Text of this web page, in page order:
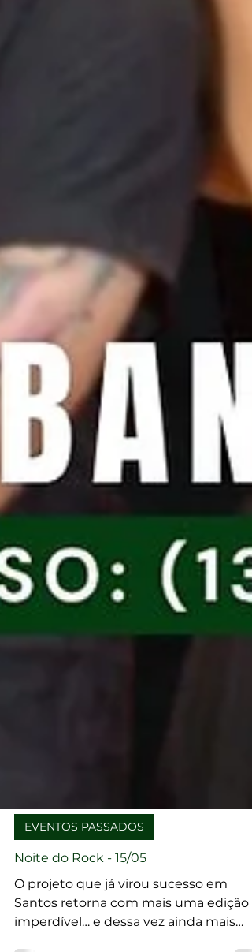
EVENTOS PASSADOS
Noite do Rock - 15/05